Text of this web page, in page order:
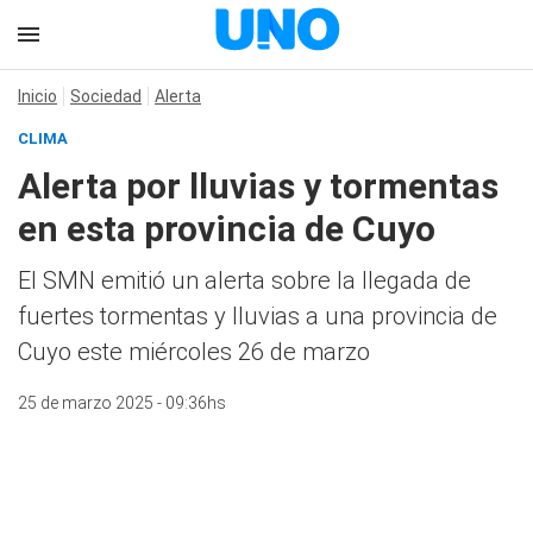
Inicio Sociedad Alerta
CLIMA
Alerta por lluvias y tormentas
en esta provincia de Cuyo
El SMN emitió un alerta sobre la llegada de
fuertes tormentas y lluvias a una provincia de
Cuyo este miércoles 26 de marzo
25 de marzo 2025 - 09:36hs